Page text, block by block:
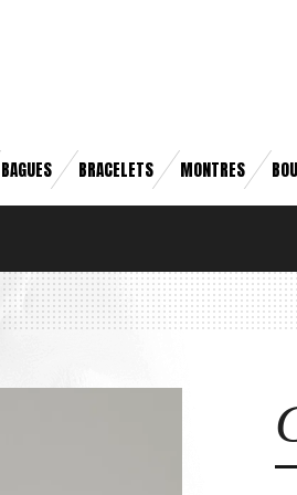
BAGUES BRACELETS MONTRES